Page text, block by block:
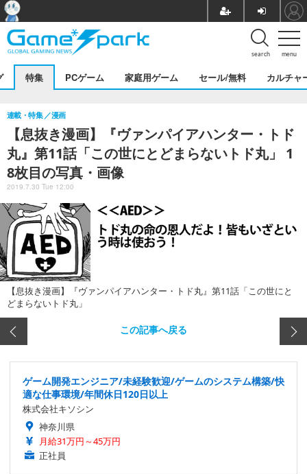
menu
search
特集 PCゲーム 家庭用ゲーム セール/無料 カルチャ
【息抜き漫画】『ヴァンパイアハンター・トド
丸』第11話「この世にとどまらないトド丸」 1
8枚目の写真・画像
連載・特集 漫画
2019.7.30 Tue 12:00
【息抜き漫画】『ヴァンパイアハンター・トド丸』第11話「この世にと
どまらないトド丸」
この記事へ戻る
ゲーム開発エンジニア/未経験歓迎/ゲームのシステム構築/快
適な仕事環境/年間休日120日以上
株式会社キソシン
神奈川県
月給31万円～45万円
正社員